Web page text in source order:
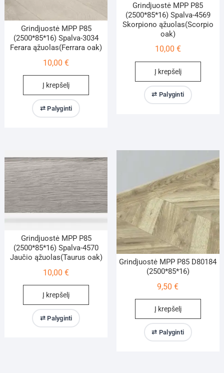
Grindjuostė MPP P85
(2500*85*16) Spalva-3034
Ferara ąžuolas(Ferrara oak)
10,00€
Į krepšelį
⇄ Palyginti
Grindjuostė MPP P85
(2500*85*16) Spalva-4569
Skorpiono ąžuolas(Scorpio
oak)
10,00 €
Į krepšelį
⇄ Palyginti
Grindjuostė MPP P85
(2500*85*16) Spalva-4570
Jaučio ąžuolas(Taurus oak)
10,00€
Į krepšelį
⇄ Palyginti
Grindjuostė MPP P85 D80184
(2500*85*16)
9,50€
Į krepšelį
⇄ Palyginti